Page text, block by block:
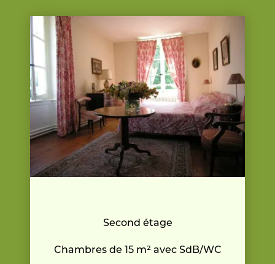
Second étage
Chambres de 15 m² avec SdB/WC